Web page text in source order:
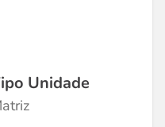
Unidade